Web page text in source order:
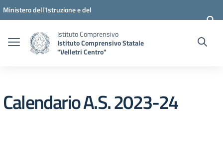
Vai ai contenuti
Vai al menu di navigazione
Vai al footer
Ministero dell'Istruzione e del
Istituto Comprensivo
Istituto Comprensivo Statale
"Velletri Centro"
Calendario A.S. 2023-24